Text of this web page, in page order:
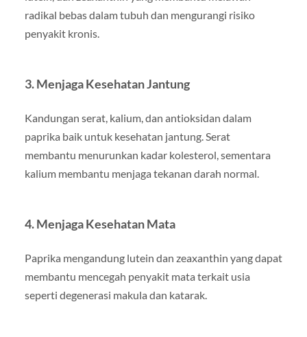
radikal bebas dalam tubuh dan mengurangi risiko
penyakit kronis.
3. Menjaga Kesehatan Jantung
Kandungan serat, kalium, dan antioksidan dalam
paprika baik untuk kesehatan jantung. Serat
membantu menurunkan kadar kolesterol, sementara
kalium membantu menjaga tekanan darah normal.
4. Menjaga Kesehatan Mata
Paprika mengandung lutein dan zeaxanthin yang dapat
membantu mencegah penyakit mata terkait usia
seperti degenerasi makula dan katarak.